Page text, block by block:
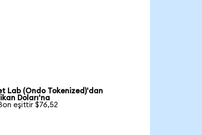
Lab (Ondo Tokenized)'dan
Doları'na
eşittir $76,52